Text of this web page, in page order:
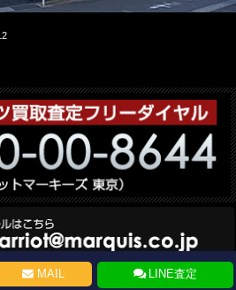
MAIL LINE査定
Marquis. All Rights Reserved.